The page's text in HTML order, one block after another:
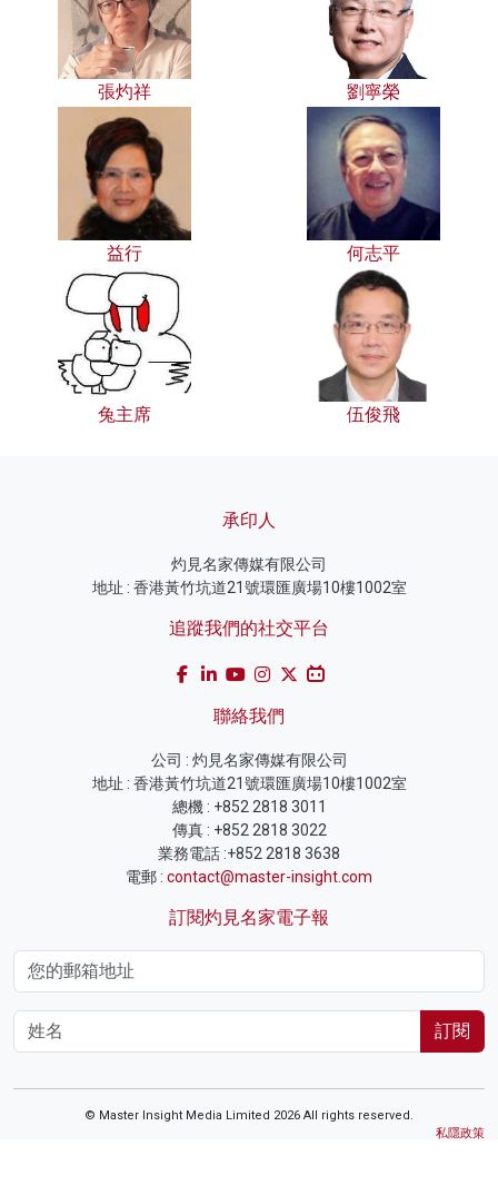
張灼祥 劉寧榮
益行 何志平
兔主席 伍俊飛
承印人
灼見名家傳媒有限公司
地址 : 香港黃竹坑道21號環匯廣場10樓1002室
追蹤我們的社交平台
聯絡我們
公司 : 灼見名家傳媒有限公司
地址 : 香港黃竹坑道21號環匯廣場10樓1002室
總機 : +852 2818 3011
傳真 : +852 2818 3022
業務電話 :+852 2818 3638
電郵 : contact@master-insight.com
訂閱灼見名家電子報
訂閱
© Master Insight Media Limited 2026 All rights reserved.
私隱政策